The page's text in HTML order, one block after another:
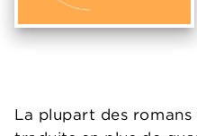
La plupart des romans